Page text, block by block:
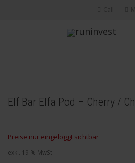
Elf Bar Elfa Pod – Cherry /
Preise nur eingeloggt sichtbar
exkl. 19 % MwSt.